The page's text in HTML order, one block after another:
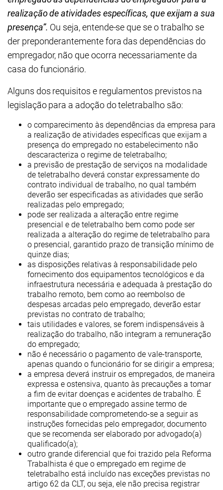
realização de atividades específicas, que exijam a sua
presença”. Ou seja, entende-se que se o trabalho se
der preponderantemente fora das dependências do
empregador, não que ocorra necessariamente da
casa do funcionário.
Alguns dos requisitos e regulamentos previstos na
legislação para a adoção do teletrabalho são:
o comparecimento às dependências da empresa para
a realização de atividades específicas que exijam a
presença do empregado no estabelecimento não
descaracteriza o regime de teletrabalho;
a previsão de prestação de serviços na modalidade
de teletrabalho deverá constar expressamente do
contrato individual de trabalho, no qual também
deverão ser especificadas as atividades que serão
realizadas pelo empregado;
pode ser realizada a alteração entre regime
presencial e de teletrabalho bem como pode ser
realizada a alteração do regime de teletrabalho para
o presencial, garantido prazo de transição mínimo de
quinze dias;
as disposições relativas à responsabilidade pelo
fornecimento dos equipamentos tecnológicos e da
infraestrutura necessária e adequada à prestação do
trabalho remoto, bem como ao reembolso de
despesas arcadas pelo empregado, deverão estar
previstas no contrato de trabalho;
tais utilidades e valores, se forem indispensáveis à
realização do trabalho, não integram a remuneração
do empregado;
não é necessário o pagamento de vale-transporte,
apenas quando o funcionário for se dirigir a empresa;
a empresa deverá instruir os empregados, de maneira
expressa e ostensiva, quanto às precauções a tomar
a fim de evitar doenças e acidentes de trabalho. É
importante que o empregado assine termo de
responsabilidade comprometendo-se a seguir as
instruções fornecidas pelo empregador, documento
que se recomenda ser elaborado por advogado(a)
qualificado(a);
outro grande diferencial que foi trazido pela Reforma
Trabalhista é que o empregado em regime de
teletrabalho está incluído nas exceções previstas no
artigo 62 da CLT, ou seja, ele não precisa registrar